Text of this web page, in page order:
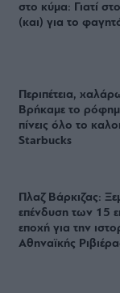
στο κύμα: Γιατί
(και) για το
Περιπέτεια,
Βρήκαμε το
πίνεις όλο το
Starbucks
Πλαζ Βάρκιζας:
επένδυση των 15
εποχή για την
Αθηναϊκής